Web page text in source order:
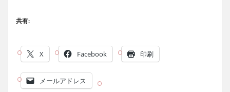
共有:
X Facebook 印刷
メールアドレス